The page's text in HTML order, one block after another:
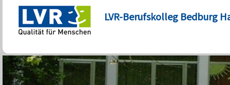
LVR-Berufskolleg Bedburg